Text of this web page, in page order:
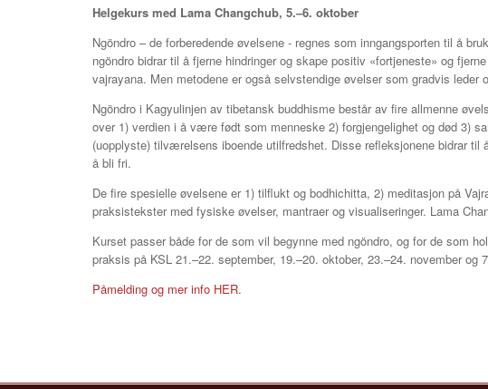
Helgekurs med Lama Changchub, 5.–6. oktober
Ngöndro – de forberedende øvelsene - regnes som inngangsporten til å
ngöndro bidrar til å fjerne hindringer og skape positiv «fortjeneste» og
vajrayana. Men metodene er også selvstendige øvelser som gradvis leder
Ngöndro i Kagyulinjen av tibetansk buddhisme består av fire allmenne
over 1) verdien i å være født som menneske 2) forgjengelighet og død 3)
(uopplyste) tilværelsens iboende utilfredshet. Disse refleksjonene bidrar
å bli fri.
De fire spesielle øvelsene er 1) tilflukt og bodhichitta, 2) meditasjon på
praksistekster med fysiske øvelser, mantraer og visualiseringer. Lama
Kurset passer både for de som vil begynne med ngöndro, og for de som
praksis på KSL 21.–22. september, 19.–20. oktober, 23.–24. november og
Påmelding og mer info HER.